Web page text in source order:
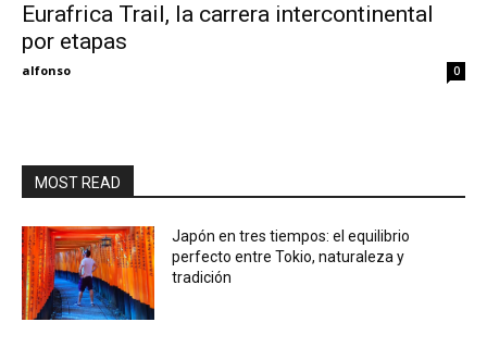
Eurafrica Trail, la carrera intercontinental
por etapas
alfonso 0
MOST READ
Japón en tres tiempos: el equilibrio
perfecto entre Tokio, naturaleza y
tradición